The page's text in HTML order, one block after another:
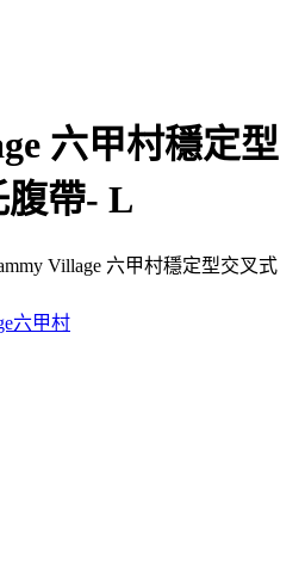
六甲村穩定型
腹帶- L
六甲村